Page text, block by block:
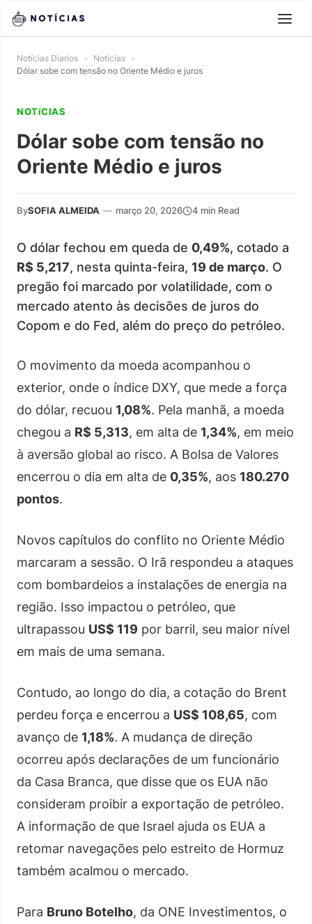
Notícias Diarios » Notícias »
Dólar sobe com tensão no Oriente Médio e juros
NOTíCIAS
Dólar sobe com tensão no
Oriente Médio e juros
BySOFIA ALMEIDA — março 20, 2026 4 min Read
O dólar fechou em queda de 0,49%, cotado a
R$ 5,217, nesta quinta-feira, 19 de março. O
pregão foi marcado por volatilidade, com o
mercado atento às decisões de juros do
Copom e do Fed, além do preço do petróleo.
O movimento da moeda acompanhou o
exterior, onde o índice DXY, que mede a força
do dólar, recuou 1,08%. Pela manhã, a moeda
chegou a R$ 5,313, em alta de 1,34%, em meio
à aversão global ao risco. A Bolsa de Valores
encerrou o dia em alta de 0,35%, aos 180.270
pontos.
Novos capítulos do conflito no Oriente Médio
marcaram a sessão. O Irã respondeu a ataques
com bombardeios a instalações de energia na
região. Isso impactou o petróleo, que
ultrapassou US$ 119 por barril, seu maior nível
em mais de uma semana.
Contudo, ao longo do dia, a cotação do Brent
perdeu força e encerrou a US$ 108,65, com
avanço de 1,18%. A mudança de direção
ocorreu após declarações de um funcionário
da Casa Branca, que disse que os EUA não
consideram proibir a exportação de petróleo.
A informação de que Israel ajuda os EUA a
retomar navegações pelo estreito de Hormuz
também acalmou o mercado.
Para Bruno Botelho, da ONE Investimentos, o